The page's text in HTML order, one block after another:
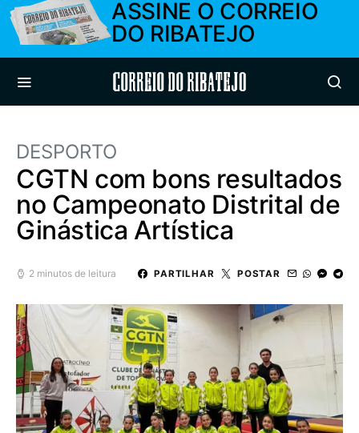
ASSINE O CORREIO
DO RIBATEJO
Correio do Ribatejo
DESPORTO
CGTN com bons resultados
no Campeonato Distrital de
Ginástica Artística
2 minutos de leitura PARTILHAR POSTAR